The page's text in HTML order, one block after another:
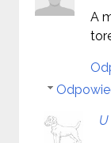
A
U